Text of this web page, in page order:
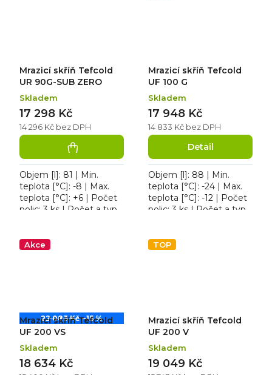
Mrazicí skříň Tefcold
UR 90G-SUB ZERO
Skladem
14 296 Kč bez DPH
17 298 Kč
Objem [l]: 81 | Min.
teplota [°C]: -8 | Max.
teplota [°C]: +6 | Počet
polic: 3 ks | Počet a typ
Tefcold UR 90G-SUB...
Mrazicí skříň Tefcold
UF 100 G
Skladem
14 833 Kč bez DPH
17 948 Kč
Detail
Objem [l]: 88 | Min.
teplota [°C]: -24 | Max.
teplota [°C]: -12 | Počet
polic: 3 ks | Počet a typ
osvětlení...
Akce
22 083 Kč –15 %
Mrazicí skříň Tefcold
UF 200 VS
Skladem
18 634 Kč
TOP
Mrazicí skříň Tefcold
UF 200 V
Skladem
19 049 Kč